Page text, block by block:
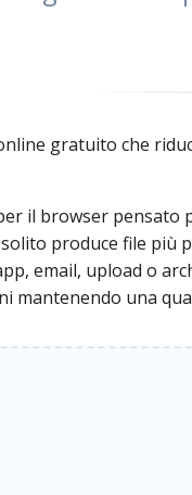
gratuito che
il browser pensato
produce file
email, upload o
mantenendo una